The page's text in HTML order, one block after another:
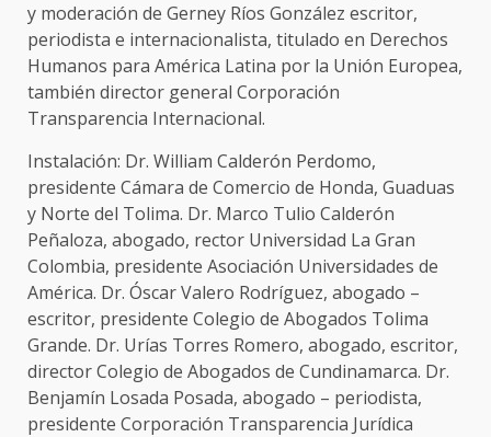
y moderación de Gerney Ríos González escritor,
periodista e internacionalista, titulado en Derechos
Humanos para América Latina por la Unión Europea,
también director general Corporación
Transparencia Internacional.
Instalación: Dr. William Calderón Perdomo,
presidente Cámara de Comercio de Honda, Guaduas
y Norte del Tolima. Dr. Marco Tulio Calderón
Peñaloza, abogado, rector Universidad La Gran
Colombia, presidente Asociación Universidades de
América. Dr. Óscar Valero Rodríguez, abogado –
escritor, presidente Colegio de Abogados Tolima
Grande. Dr. Urías Torres Romero, abogado, escritor,
director Colegio de Abogados de Cundinamarca. Dr.
Benjamín Losada Posada, abogado – periodista,
presidente Corporación Transparencia Jurídica